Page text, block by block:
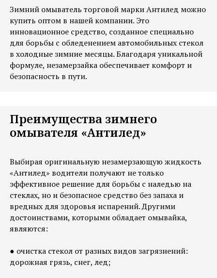
Зимний омыватель торговой марки Антилед можно
купить оптом в нашей компании. Это
инновационное средство, созданное специально
для борьбы с обледенением автомобильных стекол
в холодные зимние месяцы. Благодаря уникальной
формуле, незамерзайка обеспечивает комфорт и
безопасность в пути.
Преимущества зимнего
омывателя «Антилед»
Выбирая оригинальную незамерзающую жидкость
«Антилед» водители получают не только
эффективное решение для борьбы с наледью на
стеклах, но и безопасное средство без запаха и
вредных для здоровья испарений. Другими
достоинствами, которыми обладает омывайка,
являются:
● очистка стекол от разных видов загрязнений:
дорожная грязь, снег, лед;